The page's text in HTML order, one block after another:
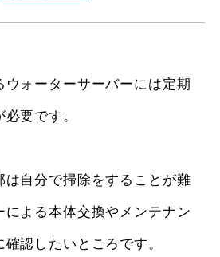
ウォーターサーバーには定期
要です。
は自分で掃除をすることが難
による本体交換やメンテナン
認したいところです。